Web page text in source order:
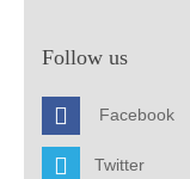
Follow us
Facebook
Twitter